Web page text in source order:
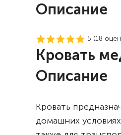
Описание
5 (18
Кровать
Описание
Кровать
домашних